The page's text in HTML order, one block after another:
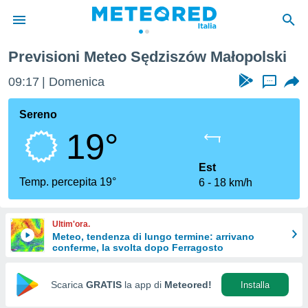
di
per
le
di
Web
Previsioni Meteo Sędziszów Małopolski
09:17 Domenica ...
Sereno
19°
Temp. percepita 19°
Est
6
18 km/h
Ultim'ora.
Meteo, tendenza di lungo termine: arrivano
conferme, la svolta dopo Ferragosto
Scarica GRATIS la app di Meteored! Installa